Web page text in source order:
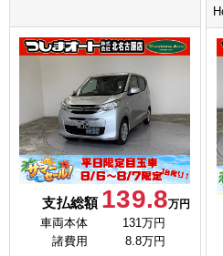
支払総額 139.8万円
車両本体
131万円
諸費用
8.8万円